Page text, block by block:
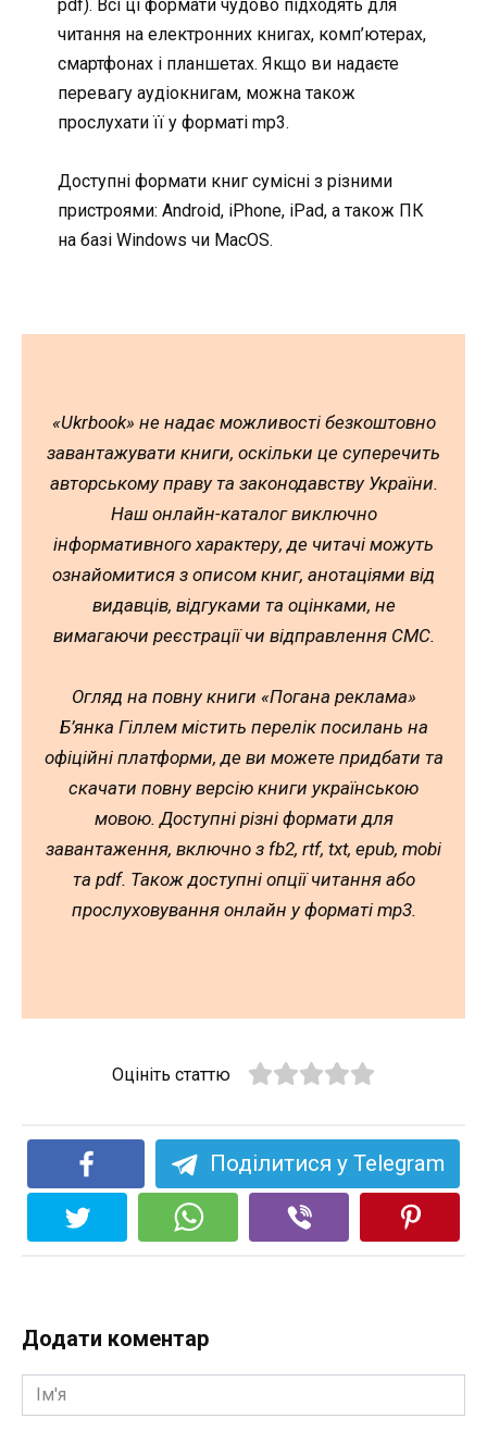
pdf). Всі ці формати чудово підходять для
читання на електронних книгах, комп’ютерах,
смартфонах і планшетах. Якщо ви надаєте
перевагу аудіокнигам, можна також
прослухати її у форматі mp3.
Доступні формати книг сумісні з різними
пристроями: Android, iPhone, iPad, а також ПК
на базі Windows чи MacOS.
«Ukrbook» не надає можливості безкоштовно
завантажувати книги, оскільки це суперечить
авторському праву та законодавству України.
Наш онлайн-каталог виключно
інформативного характеру, де читачі можуть
ознайомитися з описом книг, анотаціями від
видавців, відгуками та оцінками, не
вимагаючи реєстрації чи відправлення СМС.
Огляд на повну книги «Погана реклама»
Б’янка Гіллем містить перелік посилань на
офіційні платформи, де ви можете придбати та
скачати повну версію книги українською
мовою. Доступні різні формати для
завантаження, включно з fb2, rtf, txt, epub, mobi
та pdf. Також доступні опції читання або
прослуховування онлайн у форматі mp3.
Оцініть статтю
Поділитися у Telegram
Додати коментар
Ім'я
*